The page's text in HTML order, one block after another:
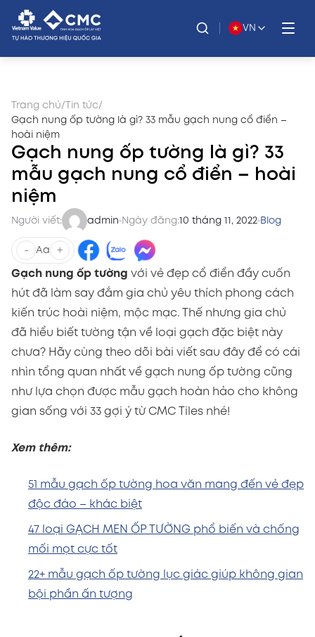
VN
Trang chủ/ Tin tức/
Gạch nung ốp tường là gì? 33 mẫu gạch nung cổ điển –
hoài niệm
Gạch nung ốp tường là gì? 33
mẫu gạch nung cổ điển – hoài
niệm
Người viết: admin Ngày đăng:10 tháng 11, 2022 Blog
- Aa +
Gạch nung ốp tường với vẻ đẹp cổ điển đầy cuốn
hút đã làm say đắm gia chủ yêu thích phong cách
kiến trúc hoài niệm, mộc mạc. Thế nhưng gia chủ
đã hiểu biết tường tận về loại gạch đặc biệt này
chưa? Hãy cùng theo dõi bài viết sau đây để có cái
nhìn tổng quan nhất về gạch nung ốp tường cũng
như lựa chọn được mẫu gạch hoàn hảo cho không
gian sống với 33 gợi ý từ CMC Tiles nhé!
Xem thêm:
51 mẫu gạch ốp tường hoa văn mang đến vẻ đẹp
độc đáo – khác biệt
47 loại GẠCH MEN ỐP TƯỜNG phổ biến và chống
mối mọt cực tốt
22+ mẫu gạch ốp tường lục giác giúp không gian
bội phần ấn tượng